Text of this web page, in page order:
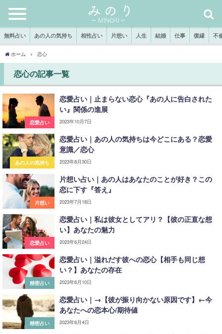
無料占い あの人の気持ち 相性占い 片想い 人生 結婚 仕事 復縁 不
ホーム 恋心
恋心の記事一覧
恋愛占い
恋愛占い｜止まらない恋心『あの人に告白された
い』関係の進展
2023年10月7日
あの人の気持ち
恋愛占い｜あの人の気持ちは今どこにある？恋愛
意識／恋心
2023年8月30日
片想い
片想い占い｜あの人はあなたのことが好き？この
恋に下す『答え』
2023年7月18日
恋愛占い
恋愛占い｜私は彼女としてアリ？【彼の正直な想
い】あなたの魅力
2023年6月24日
精密占い
恋愛占い｜溢れだす彼への恋心【相手も同じ想
い？】あなたの存在
2023年6月10日
精密占い
恋愛占い｜→【彼が振り向かない原因です】←今
あなたへの恋本心/期待値
2023年6月4日